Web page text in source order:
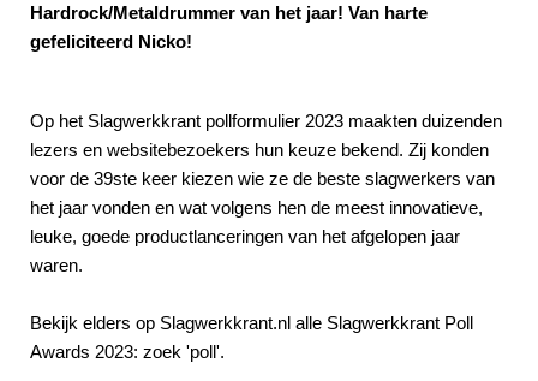
Hardrock/Metaldrummer van het jaar! Van harte
gefeliciteerd Nicko!
Op het Slagwerkkrant pollformulier 2023 maakten duizenden
lezers en websitebezoekers hun keuze bekend. Zij konden
voor de 39ste keer kiezen wie ze de beste slagwerkers van
het jaar vonden en wat volgens hen de meest innovatieve,
leuke, goede productlanceringen van het afgelopen jaar
waren.
Bekijk elders op Slagwerkkrant.nl alle Slagwerkkrant Poll
Awards 2023: zoek 'poll'.